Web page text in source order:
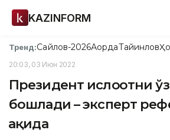
KAZINFORM
Тренд:Сайлов-2026АқордаТайинлов
20:03, 03 Июн 2022
Президент ислоҳотни
бошлади – эксперт
ҳақида